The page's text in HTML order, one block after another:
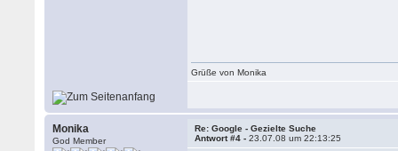
Grüße von Monika
Monika
God Member
Re: Google - Gezielte Suche
Antwort #4 -23.07.08 um 22:13:25